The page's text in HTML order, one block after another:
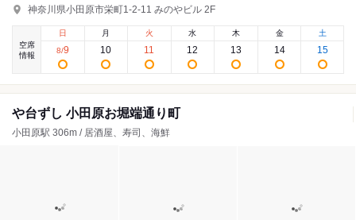
神奈川県小田原市栄町1-2-11 みのやビル 2F
空席
情報
日
8/9
月
10
火
11
水
12
木
13
金
14
土
15
や台ずし 小田原お堀端通り町
小田原駅 306m / 居酒屋、寿司、海鮮